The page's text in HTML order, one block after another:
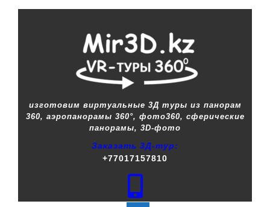
изготовим виртуальные 3Д туры из панорам
360, аэропанорамы 360°, фото360, сферические
панорамы, 3D-фото
Заказать 3Д-тур:
+77017157810